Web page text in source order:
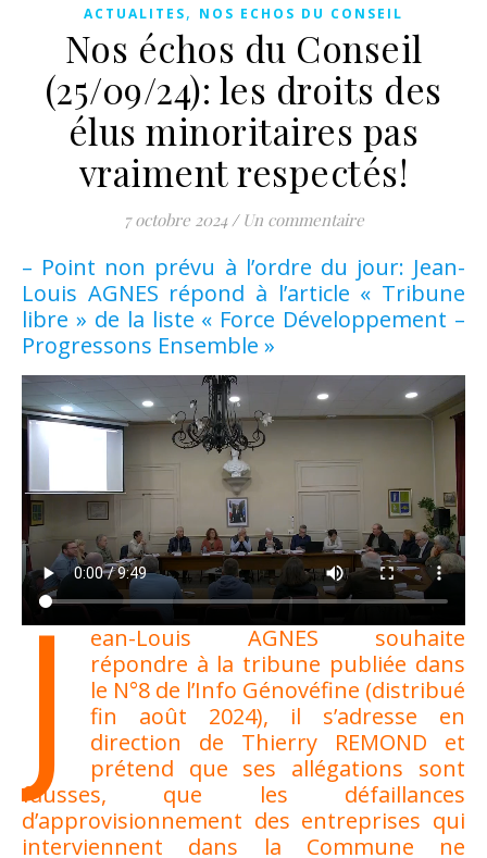
ACTUALITES, NOS ECHOS DU CONSEIL
Nos échos du Conseil
(25/09/24): les droits des
élus minoritaires pas
vraiment respectés!
7 octobre 2024 / Un commentaire
– Point non prévu à l’ordre du jour: Jean-
Louis AGNES répond à l’article « Tribune
libre » de la liste « Force Développement –
Progressons Ensemble »
J
ean-Louis AGNES souhaite
répondre à la tribune publiée dans
le N°8 de l’Info Génovéfine (distribué
fin août 2024), il s’adresse en
direction de Thierry REMOND et
prétend que ses allégations sont
fausses, que les défaillances
d’approvisionnement des entreprises qui
interviennent dans la Commune ne